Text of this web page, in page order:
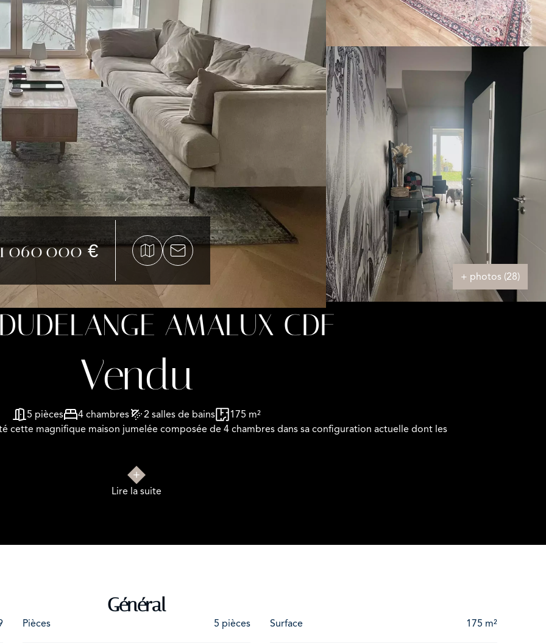
060 000 €
+ photos (28)
AMALUX CDF
Vendu
5 pièces 4 chambres 2 salles de bains
175 m²
cette magnifique maison jumelée composée de 4 chambres dans sa configuration actuelle dont les
famille nombreuse et saura séduire de par le goût des rénovations apportées jusque là.
Lire la suite
Général
Pièces 5 pièces Surface 175 m²